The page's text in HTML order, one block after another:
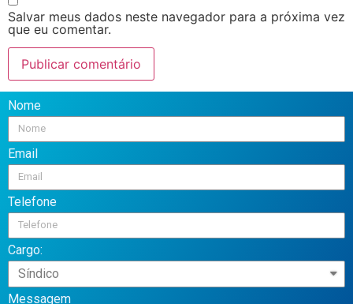
Salvar meus dados neste navegador para a próxima vez
que eu comentar.
Nome
Email
Telefone
Cargo:
Messagem